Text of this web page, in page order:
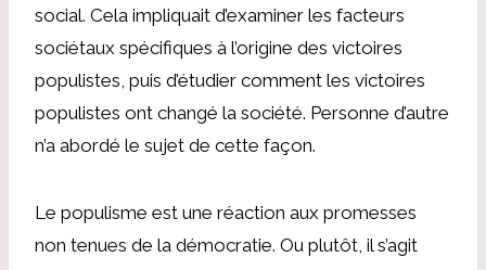
social. Cela impliquait d’examiner les facteurs
sociétaux spécifiques à l’origine des victoires
populistes, puis d’étudier comment les victoires
populistes ont changé la société. Personne d’autre
n’a abordé le sujet de cette façon.
Le populisme est une réaction aux promesses
non tenues de la démocratie. Ou plutôt, il s’agit